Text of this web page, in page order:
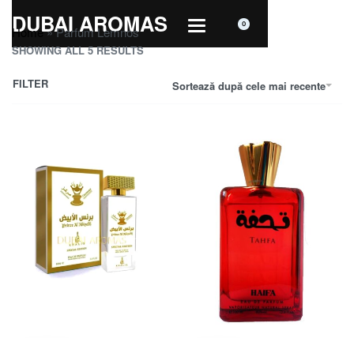
DUBAI AROMAS 0
Home»Parfum Lemnos
SHOWING ALL 5 RESULTS
Sortează după cele mai recente
FILTER